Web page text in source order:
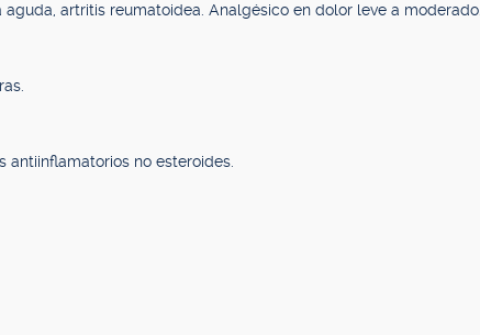
artritis reumatoidea. Analgésico en dolor leve a moderado.
no esteroides.